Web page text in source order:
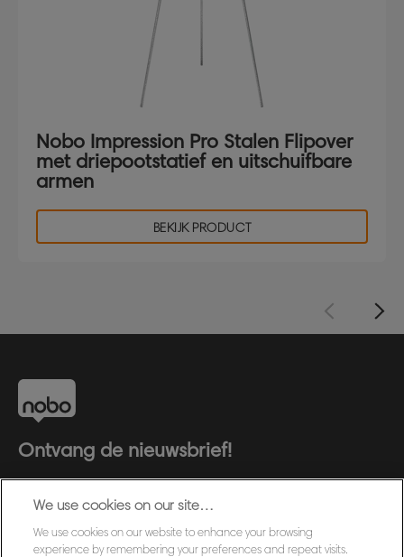
Nobo Impression Pro Stalen Flipover
met driepootstatief en uitschuifbare
armen
BEKIJK PRODUCT
Ontvang de nieuwsbrief!
speciale aanbiedingen van Nobo. Gemakkelijk
vanuit je inbox!
We use cookies on our site…
We use cookies on our website to enhance your browsing
experience by remembering your preferences and repeat visits.